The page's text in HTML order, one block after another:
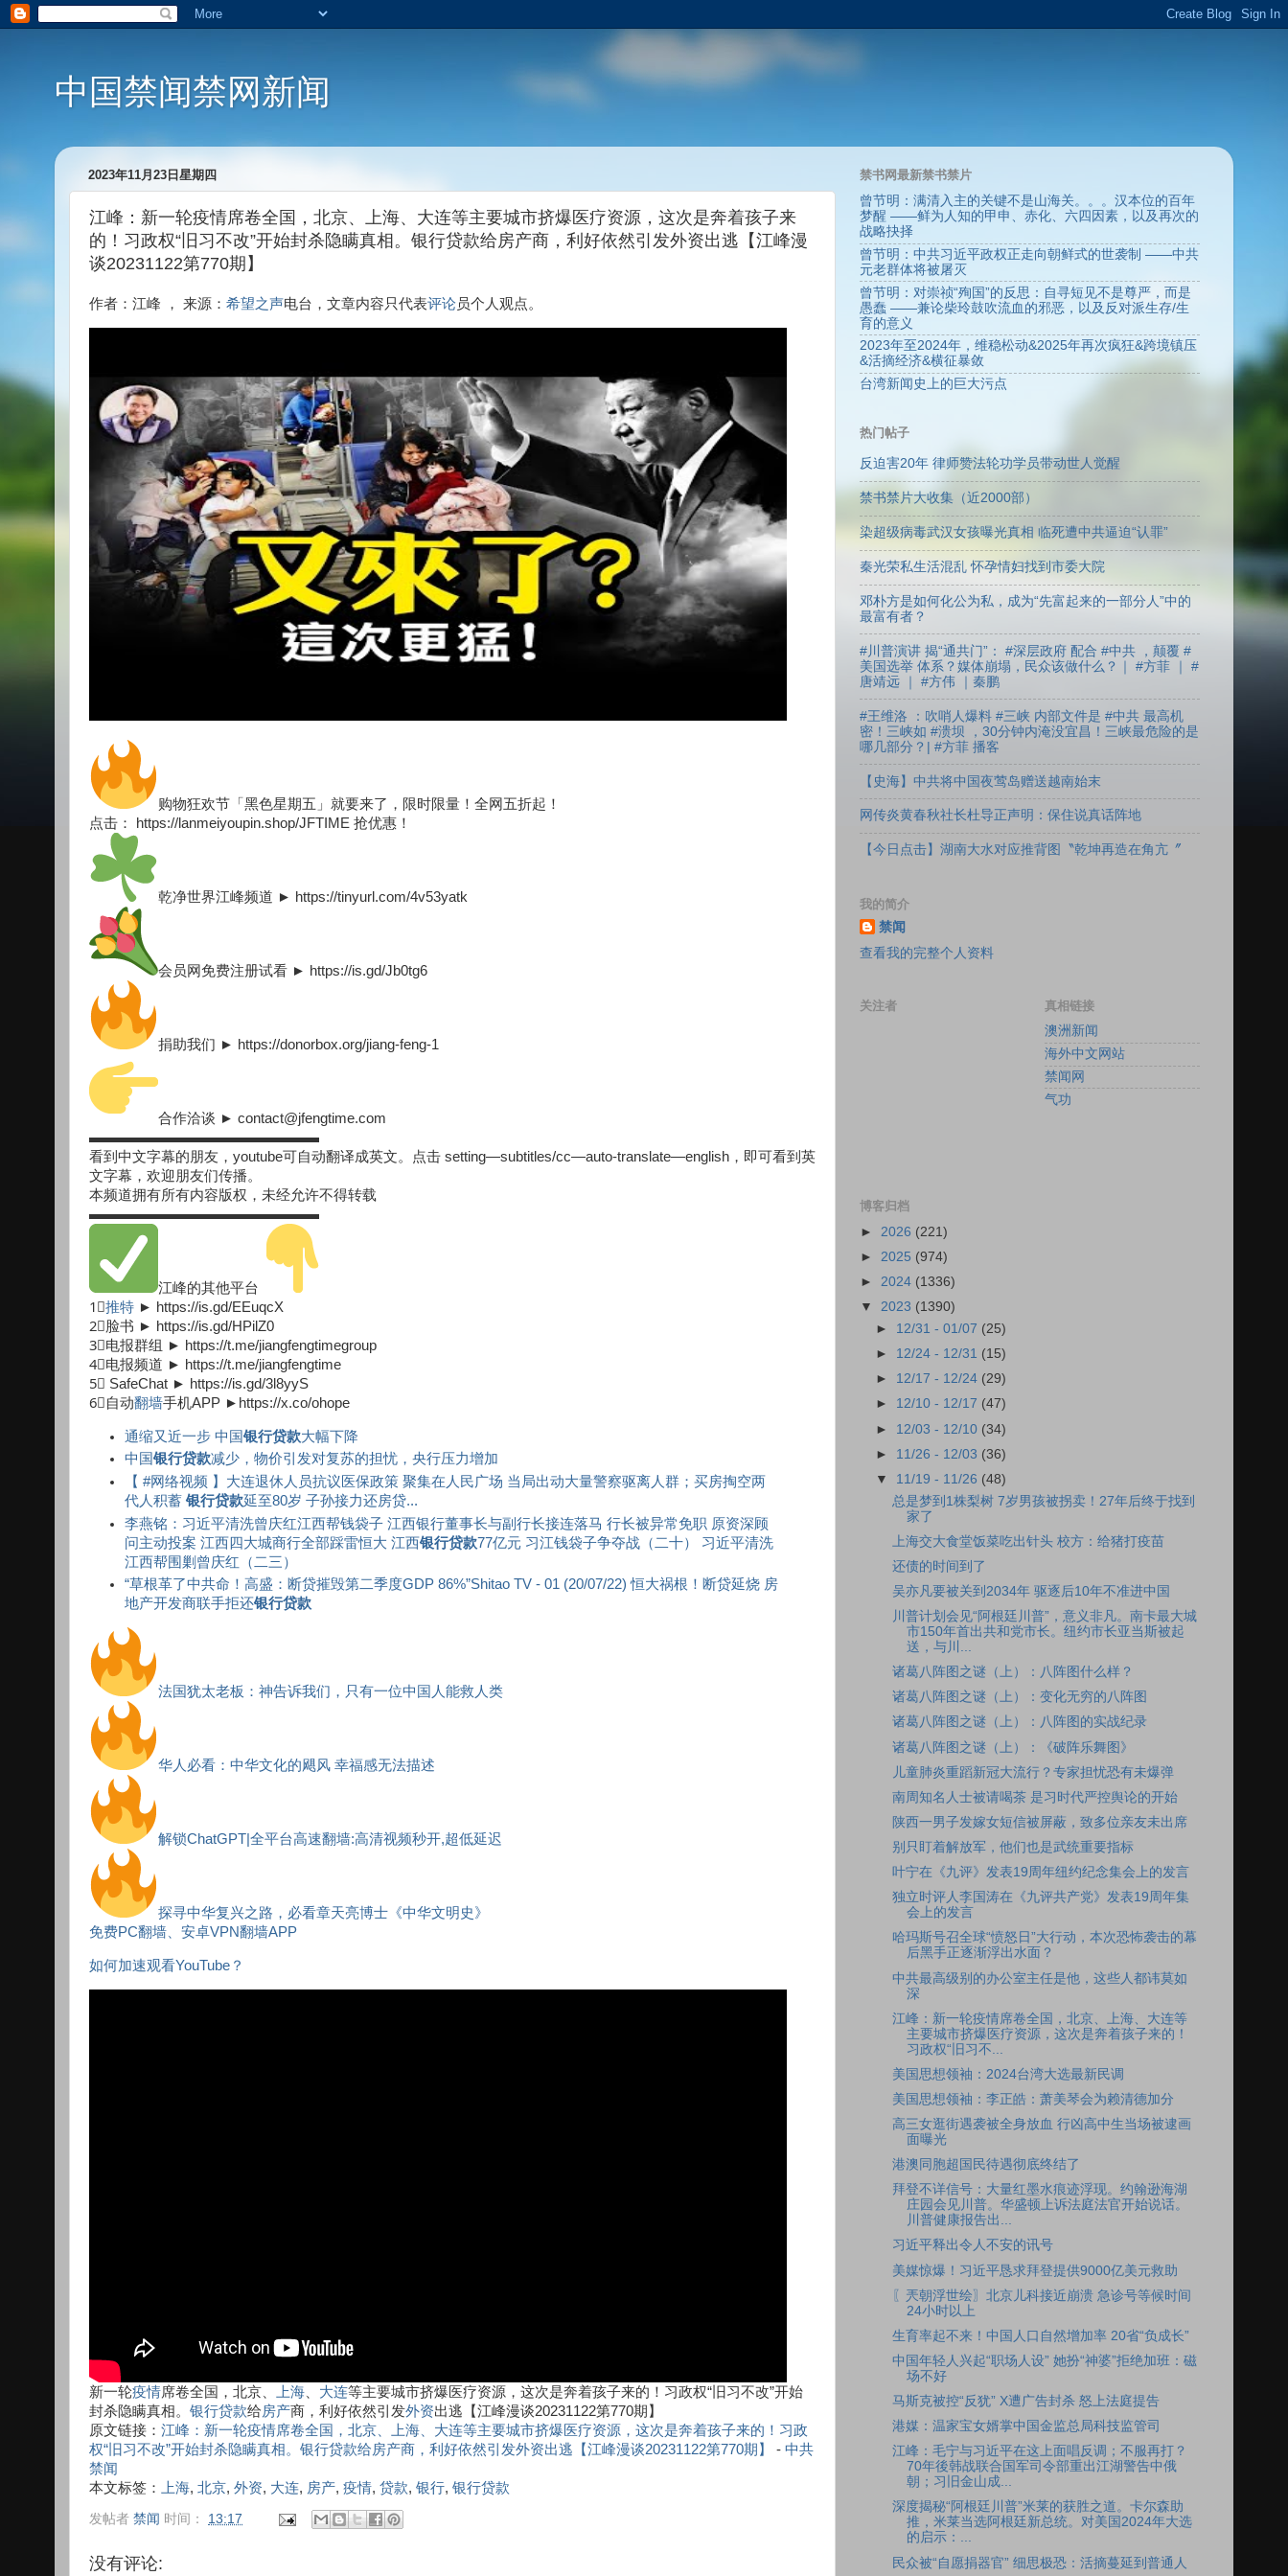
中国禁闻禁网新闻
2023年11月23日星期四
江峰：新一轮疫情席卷全国，北京、上海、大连等主要城市挤爆医疗资源，这次是奔着孩子来
的！习政权“旧习不改”开始封杀隐瞒真相。银行贷款给房产商，利好依然引发外资出逃【江峰漫
谈20231122第770期】
作者：江峰 ， 来源： 希望之声电台，文章内容只代表评论员个人观点。
购物狂欢节「黑色星期五」就要来了，限时限量！全网五折起！
点击： https://lanmeiyoupin.shop/JFTIME 抢优惠！
乾净世界江峰频道 ► https://tinyurl.com/4v53yatk
会员网免费注册试看 ► https://is.gd/Jb0tg6
捐助我们 ► https://donorbox.org/jiang-feng-1
合作洽谈 ► contact@jfengtime.com
▬▬▬▬▬▬▬▬▬▬▬▬▬▬▬▬
看到中文字幕的朋友，youtube可自动翻译成英文。点击 setting—subtitles/cc—auto-translate—english，即可看到英
文字幕，欢迎朋友们传播。
本频道拥有所有内容版权，未经允许不得转载
▬▬▬▬▬▬▬▬▬▬▬▬▬▬▬▬
江峰的其他平台
1⃣推特 ► https://is.gd/EEuqcX
2⃣脸书 ► https://is.gd/HPilZ0
3⃣电报群组 ► https://t.me/jiangfengtimegroup
4⃣电报频道 ► https://t.me/jiangfengtime
5⃣ SafeChat ► https://is.gd/3l8yyS
6⃣自动翻墙手机APP ►https://x.co/ohope
通缩又近一步 中国银行贷款大幅下降
中国银行贷款减少，物价引发对复苏的担忧，央行压力增加
【 #网络视频 】大连退休人员抗议医保政策 聚集在人民广场 当局出动大量警察驱离人群；买房掏空两
代人积蓄银行贷款延至80岁 子孙接力还房贷...
李燕铭：习近平清洗曾庆红江西帮钱袋子 江西银行董事长与副行长接连落马 行长被异常免职 原资深顾
问主动投案 江西四大城商行全部踩雷恒大 江西银行贷款77亿元 习江钱袋子争夺战（二十） 习近平清洗
江西帮围剿曾庆红（二三）
“草根革了中共命！高盛：断贷摧毁第二季度GDP 86%”Shitao TV - 01 (20/07/22) 恒大祸根！断贷延烧 房
地产开发商联手拒还银行贷款
法国犹太老板：神告诉我们，只有一位中国人能救人类
华人必看：中华文化的飓风 幸福感无法描述
解锁ChatGPT|全平台高速翻墙:高清视频秒开,超低延迟
探寻中华复兴之路，必看章天亮博士《中华文明史》
免费PC翻墙、安卓VPN翻墙APP
如何加速观看YouTube？
新一轮疫情席卷全国，北京、 上海 大连等主要城市挤爆医疗资源，这次是奔着孩子来的！习政权“旧习不改”开始
封杀隐瞒真相。 银行贷款给房产商，利好依然引发外资出逃【江峰漫谈20231122第770期】
原文链接： 江峰：新一轮疫情席卷全国，北京、上海、大连等主要城市挤爆医疗资源，这次是奔着孩子来的！习政
权“旧习不改”开始封杀隐瞒真相。银行贷款给房产商，利好依然引发外资出逃【江峰漫谈20231122第770期】
- 中共
禁闻
本文标签：
上海, 北京, 外资, 大连, 房产, 疫情, 贷款, 银行, 银行贷款
发帖者 禁闻 时间： 13:17
没有评论:
禁书网最新禁书禁片
曾节明：满清入主的关键不是山海关。。。汉本位的百年
梦醒 ——鲜为人知的甲申、赤化、六四因素，以及再次的
战略抉择
曾节明：中共习近平政权正走向朝鲜式的世袭制 ——中共
元老群体将被屠灭
曾节明：对崇祯“殉国”的反思：自寻短见不是尊严，而是
愚蠢 ——兼论柴玲鼓吹流血的邪恶，以及反对派生存/生
育的意义
2023年至2024年，维稳松动&2025年再次疯狂&跨境镇压
&活摘经济&横征暴敛
台湾新闻史上的巨大污点
热门帖子
反迫害20年 律师赞法轮功学员带动世人觉醒
禁书禁片大收集（近2000部）
染超级病毒武汉女孩曝光真相 临死遭中共逼迫“认罪”
秦光荣私生活混乱 怀孕情妇找到市委大院
邓朴方是如何化公为私，成为“先富起来的一部分人”中的
最富有者？
#川普演讲 揭“通共门”： #深层政府 配合 #中共 ，颠覆 #
美国选举 体系？媒体崩塌，民众该做什么？｜ #方菲 ｜ #
唐靖远 ｜ #方伟 ｜秦鹏
#王维洛 ：吹哨人爆料 #三峡 内部文件是 #中共 最高机
密！三峡如 #溃坝 ，30分钟内淹没宜昌！三峡最危险的是
哪几部分？| #方菲 播客
【史海】中共将中国夜莺岛赠送越南始末
网传炎黄春秋社长杜导正声明：保住说真话阵地
【今日点击】湖南大水对应推背图〝乾坤再造在角亢〞
我的简介
禁闻
查看我的完整个人资料
关注者
真相链接
澳洲新闻
海外中文网站
禁闻网
气功
博客归档
► 2026 (221)
► 2025 (974)
► 2024 (1336)
▼ 2023 (1390)
► 12/31 - 01/07 (25)
► 12/24 - 12/31 (15)
► 12/17 - 12/24 (29)
► 12/10 - 12/17 (47)
► 12/03 - 12/10 (34)
► 11/26 - 12/03 (36)
▼ 11/19 - 11/26 (48)
总是梦到1株梨树 7岁男孩被拐卖！27年后终于找到
家了
上海交大食堂饭菜吃出针头 校方：给猪打疫苗
还债的时间到了
吴亦凡要被关到2034年 驱逐后10年不准进中国
川普计划会见“阿根廷川普”，意义非凡。南卡最大城
市150年首出共和党市长。纽约市长亚当斯被起
送，与川...
诸葛八阵图之谜（上）：八阵图什么样？
诸葛八阵图之谜（上）：变化无穷的八阵图
诸葛八阵图之谜（上）：八阵图的实战纪录
诸葛八阵图之谜（上）：《破阵乐舞图》
儿童肺炎重蹈新冠大流行？专家担忧恐有未爆弹
南周知名人士被请喝茶 是习时代严控舆论的开始
陕西一男子发嫁女短信被屏蔽，致多位亲友未出席
别只盯着解放军，他们也是武统重要指标
叶宁在《九评》发表19周年纽约纪念集会上的发言
独立时评人李国涛在《九评共产党》发表19周年集
会上的发言
哈玛斯号召全球“愤怒日”大行动，本次恐怖袭击的幕
后黑手正逐渐浮出水面？
中共最高级别的办公室主任是他，这些人都讳莫如
深
江峰：新一轮疫情席卷全国，北京、上海、大连等
主要城市挤爆医疗资源，这次是奔着孩子来的！
习政权“旧习不...
美国思想领袖：2024台湾大选最新民调
美国思想领袖：李正皓：萧美琴会为赖清德加分
高三女逛街遇袭被全身放血 行凶高中生当场被逮画
面曝光
港澳同胞超国民待遇彻底终结了
拜登不详信号：大量红墨水痕迹浮现。约翰逊海湖
庄园会见川普。华盛顿上诉法庭法官开始说话。
川普健康报告出...
习近平释出令人不安的讯号
美媒惊爆！习近平恳求拜登提供9000亿美元救助
〖兲朝浮世绘〗北京儿科接近崩溃 急诊号等候时间
24小时以上
生育率起不来！中国人口自然增加率 20省“负成长”
中国年轻人兴起“职场人设” 她扮“神婆”拒绝加班：磁
场不好
马斯克被控“反犹” X遭广告封杀 怒上法庭提告
港媒：温家宝女婿掌中国金监总局科技监管司
江峰：毛宁与习近平在这上面唱反调；不服再打？
70年後韩战联合国军司令部重出江湖警告中俄
朝；习旧金山成...
深度揭秘“阿根廷川普”米莱的获胜之道。卡尔森助
推，米莱当选阿根廷新总统。对美国2024年大选
的启示：...
民众被“自愿捐器官” 细思极恐：活摘蔓延到普通人